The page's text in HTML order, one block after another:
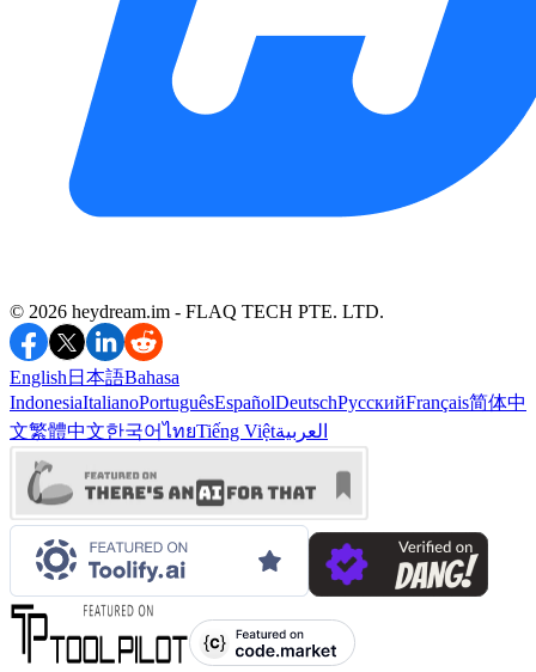
©️ 2026 heydream.im - FLAQ TECH PTE. LTD.
English 日本語Bahasa
IndonesiaItalianoPortuguêsEspañolDeutschРусскийFrançais简体中
文繁體中文한국어ไทยTiếng Việtالعربية